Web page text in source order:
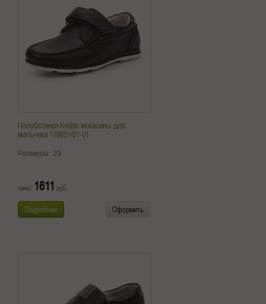
Полуботинки Keddo мокасины для
мальчика 178651/01-01
Размеры: 29
цена: 1611 руб.
Подробнее Оформить